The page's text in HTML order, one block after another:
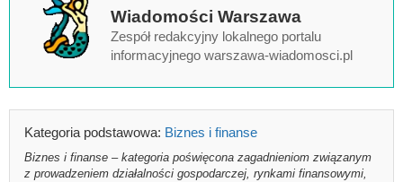
Wiadomości Warszawa
Zespół redakcyjny lokalnego portalu
informacyjnego warszawa-wiadomosci.pl
Kategoria podstawowa: Biznes i finanse
Biznes i finanse – kategoria poświęcona zagadnieniom związanym
z prowadzeniem działalności gospodarczej, rynkami finansowymi,